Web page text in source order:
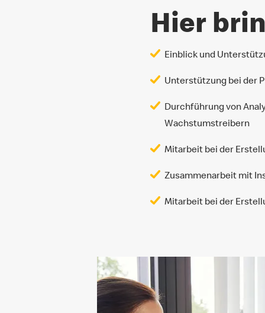
Hier
Einblick und
Unterstützung bei der
Durchführung von
Wachstumstreibern
Mitarbeit bei der
Zusammenarbeit mit
Mitarbeit bei der